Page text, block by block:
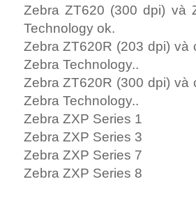
Zebra ZT620 (300 dpi) và
Technology ok.
Zebra ZT620R (203 dpi) và
Zebra Technology..
Zebra ZT620R (300 dpi) và
Zebra Technology..
Zebra ZXP Series 1
Zebra ZXP Series 3
Zebra ZXP Series 7
Zebra ZXP Series 8